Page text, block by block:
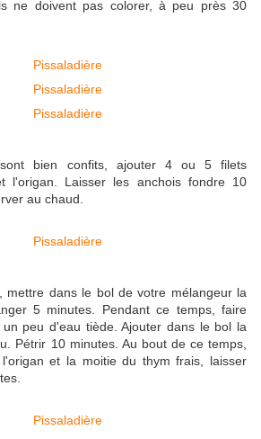
ne doivent pas colorer, à peu près 30
bien confits, ajouter 4 ou 5 filets
l'origan. Laisser les anchois fondre 10
au chaud.
mettre dans le bol de votre mélangeur la
5 minutes. Pendant ce temps, faire
peu d'eau tiède. Ajouter dans le bol la
Pétrir 10 minutes. Au bout de ce temps,
et la moitie du thym frais, laisser